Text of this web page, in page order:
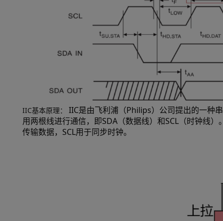
IIC基本原理：
IIC是由飞利浦（Philips）公司提出的一种
用两根线进行通信，即SDA（数据线）和SCL（时钟线
传输数据，SCL用于同步时钟。